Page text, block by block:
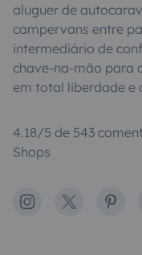
aluguer de
campervans entre
intermediário de
chave-na-mão para
em total liberdade e
4.18/5 de 543
Shops
Instagram
X